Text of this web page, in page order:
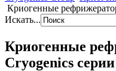
Криогенные
Искать...
Криогенные
Cryogenics